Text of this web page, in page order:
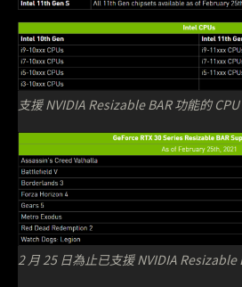
支援 NVIDIA Resizable BAR 功能的
2 月 25 日為止已支援 NVIDIA Resizable